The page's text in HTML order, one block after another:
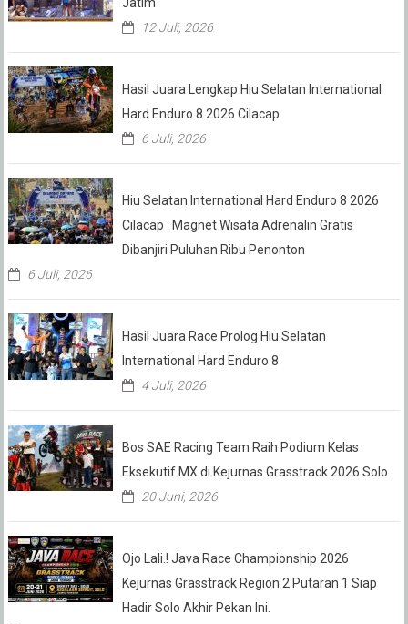
Jatim
12 Juli, 2026
Hasil Juara Lengkap Hiu Selatan International
Hard Enduro 8 2026 Cilacap
6 Juli, 2026
Hiu Selatan International Hard Enduro 8 2026
Cilacap : Magnet Wisata Adrenalin Gratis
Dibanjiri Puluhan Ribu Penonton
6 Juli, 2026
Hasil Juara Race Prolog Hiu Selatan
International Hard Enduro 8
4 Juli, 2026
Bos SAE Racing Team Raih Podium Kelas
Eksekutif MX di Kejurnas Grasstrack 2026 Solo
20 Juni, 2026
Ojo Lali.! Java Race Championship 2026
Kejurnas Grasstrack Region 2 Putaran 1 Siap
Hadir Solo Akhir Pekan Ini.